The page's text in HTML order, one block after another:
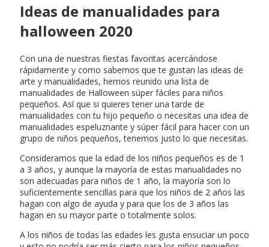
Ideas de manualidades para
halloween 2020
Con una de nuestras fiestas favoritas acercándose
rápidamente y como sabemos que te gustan las ideas de
arte y manualidades, hemos reunido una lista de
manualidades de Halloween súper fáciles para niños
pequeños. Así que si quieres tener una tarde de
manualidades con tu hijo pequeño o necesitas una idea de
manualidades espeluznante y súper fácil para hacer con un
grupo de niños pequeños, tenemos justo lo que necesitas.
Consideramos que la edad de los niños pequeños es de 1
a 3 años, y aunque la mayoría de estas manualidades no
son adecuadas para niños de 1 año, la mayoría son lo
suficientemente sencillas para que los niños de 2 años las
hagan con algo de ayuda y para que los de 3 años las
hagan en su mayor parte o totalmente solos.
A los niños de todas las edades les gusta ensuciar un poco